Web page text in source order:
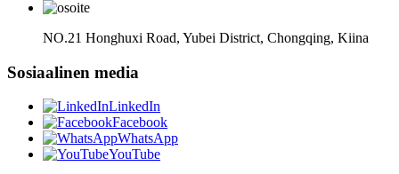
NO.21 Honghuxi Road, Yubei District, Chongqing, Kiina
Sosiaalinen media
LinkedIn
Facebook
WhatsApp
YouTube